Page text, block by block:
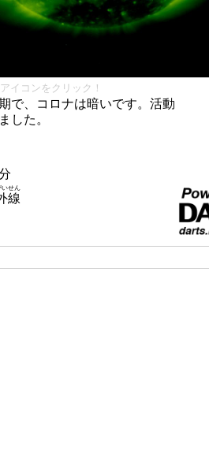
イコンをクリック！
で、コロナは暗いです。活動
した。
線
いせん